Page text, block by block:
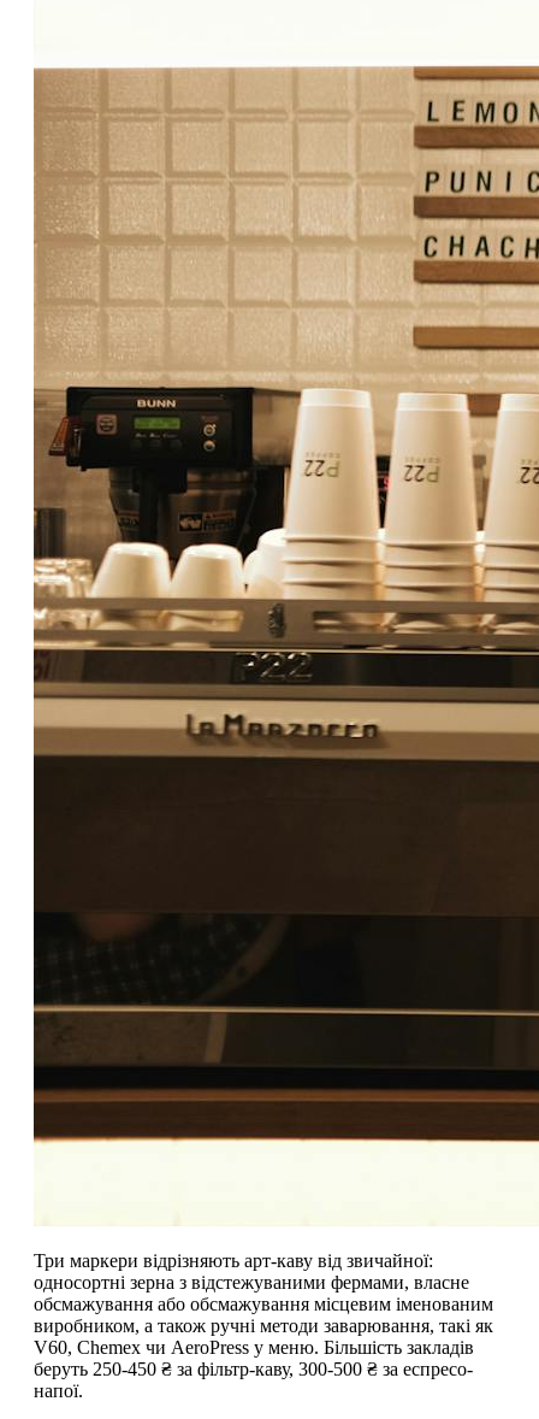
Три маркери відрізняють арт-каву від звичайної:
односортні зерна з відстежуваними фермами, власне
обсмажування або обсмажування місцевим іменованим
виробником, а також ручні методи заварювання, такі як
V60, Chemex чи AeroPress у меню. Більшість закладів
беруть 250-450 ₴ за фільтр-каву, 300-500 ₴ за еспресо-
напої.